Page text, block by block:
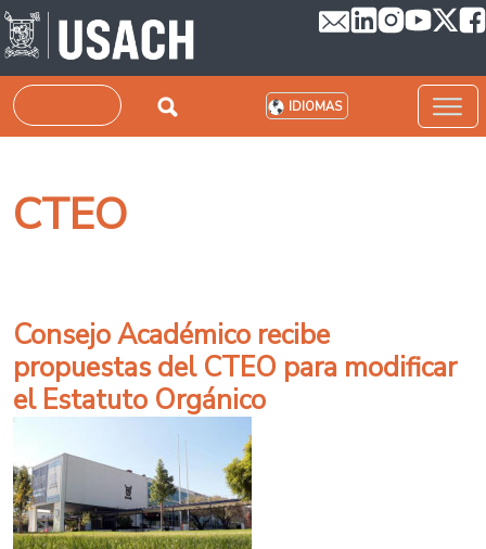
Pasar al contenido principal
Buscar IDIOMAS
CTEO
Consejo Académico recibe
propuestas del CTEO para modificar
el Estatuto Orgánico